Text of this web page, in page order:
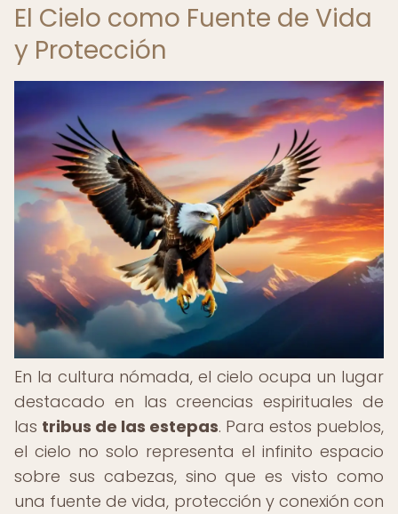
El Cielo como Fuente de Vida
y Protección
En la cultura nómada, el cielo ocupa un lugar
destacado en las creencias espirituales de
las tribus de las estepas. Para estos pueblos,
el cielo no solo representa el infinito espacio
sobre sus cabezas, sino que es visto como
una fuente de vida, protección y conexión con